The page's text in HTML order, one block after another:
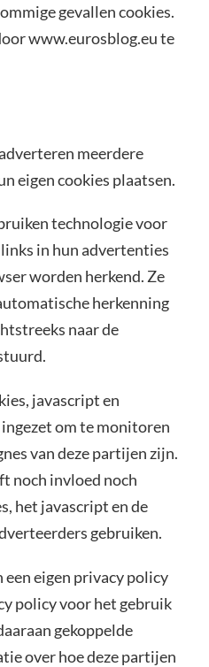
gevallen cookies.
www.eurosblog.eu te
meerdere
eigen cookies plaatsen.
technologie voor
in hun advertenties
worden herkend. Ze
herkenning
naar de
javascript en
om te monitoren
van deze partijen zijn.
noch invloed noch
het javascript en de
gebruiken.
eigen privacy policy
policy voor het gebruik
gekoppelde
over hoe deze partijen